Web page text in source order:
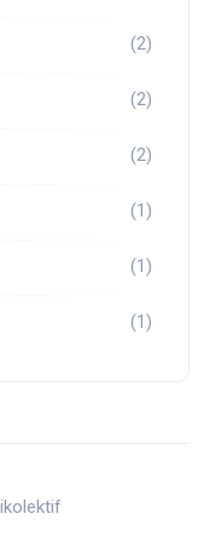
(2)
(2)
(2)
(1)
(1)
(1)